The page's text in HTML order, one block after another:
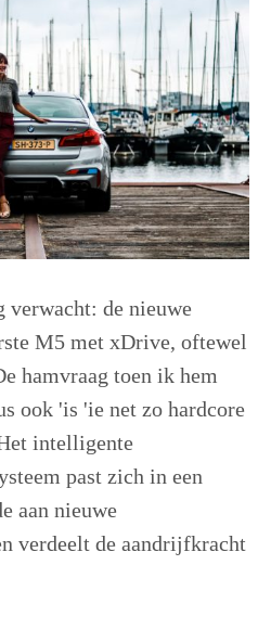
verwacht: de nieuwe
M5 met xDrive, oftewel
hamvraag toen ik hem
ook 'is 'ie net zo hardcore
intelligente
past zich in een
aan nieuwe
verdeelt de aandrijfkracht